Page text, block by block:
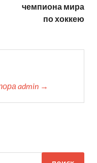
чемпиона мира
по хоккею
admin →